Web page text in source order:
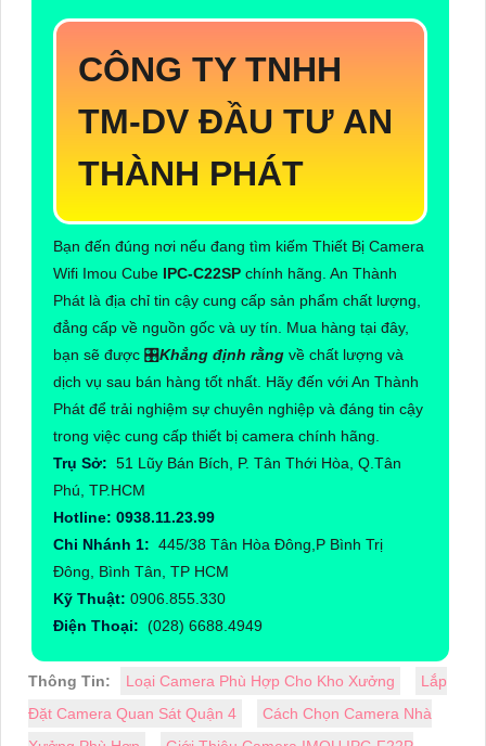
CÔNG TY TNHH
TM-DV ĐẦU TƯ AN
THÀNH PHÁT
Bạn đến đúng nơi nếu đang tìm kiếm Thiết Bị Camera
Wifi Imou Cube IPC-C22SP chính hãng. An Thành
Phát là địa chỉ tin cậy cung cấp sản phẩm chất lượng,
đẳng cấp về nguồn gốc và uy tín. Mua hàng tại đây,
bạn sẽ được 🎛Khẳng định rằng về chất lượng và
dịch vụ sau bán hàng tốt nhất. Hãy đến với An Thành
Phát để trải nghiệm sự chuyên nghiệp và đáng tin cậy
trong việc cung cấp thiết bị camera chính hãng.
Trụ Sở: 51 Lũy Bán Bích, P. Tân Thới Hòa, Q.Tân
Phú, TP.HCM
Hotline: 0938.11.23.99
Chi Nhánh 1: 445/38 Tân Hòa Đông,P Bình Trị
Đông, Bình Tân, TP HCM
Kỹ Thuật: 0906.855.330
Điện Thoại: (028) 6688.4949
Thông Tin: Loại Camera Phù Hợp Cho Kho Xưởng
Lắp
Đặt Camera Quan Sát Quận 4
Cách Chọn Camera Nhà